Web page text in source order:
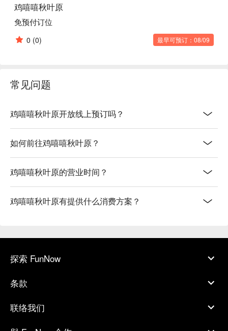
鸡嘻嘻秋叶原
免预付订位
0 (0) 最早可预订：08/09
常见问题
鸡嘻嘻秋叶原开放线上预订吗？
如何前往鸡嘻嘻秋叶原？
鸡嘻嘻秋叶原的营业时间？
鸡嘻嘻秋叶原有提供什么消费方案？
探索 FunNow
条款
联络我们